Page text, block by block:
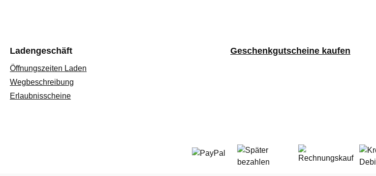
Ladengeschäft
Öffnungszeiten Laden
Wegbeschreibung
Erlaubnisscheine
Geschenkgutscheine kaufen